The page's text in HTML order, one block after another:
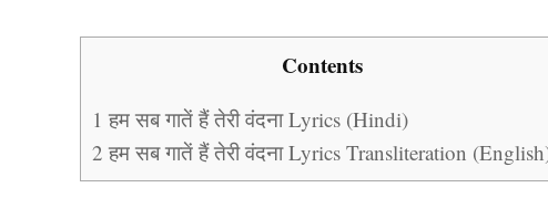
Contents
1 हम सब गातें हैं तेरी वंदना Lyrics (Hindi)
2 हम सब गातें हैं तेरी वंदना Lyrics Transliteration